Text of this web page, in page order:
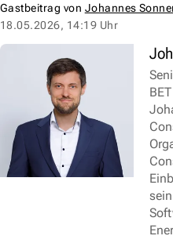
Gastbeitrag von Johannes
18.05.2026, 14:19 Uhr